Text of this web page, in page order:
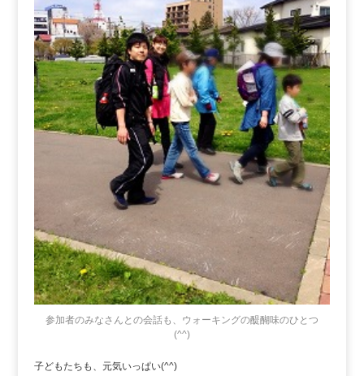
参加者のみなさんとの会話も、ウォーキングの醍醐味のひとつ
(^^)
子どもたちも、元気いっぱい(^^)